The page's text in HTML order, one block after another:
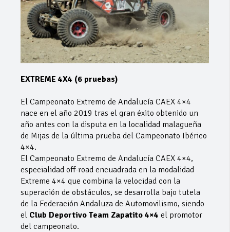
EXTREME 4X4 (6 pruebas)
El Campeonato Extremo de Andalucía CAEX 4×4
nace en el año 2019 tras el gran éxito obtenido un
año antes con la disputa en la localidad malagueña
de Mijas de la última prueba del Campeonato Ibérico
4×4.
El Campeonato Extremo de Andalucía CAEX 4×4,
especialidad off-road encuadrada en la modalidad
Extreme 4×4 que combina la velocidad con la
superación de obstáculos, se desarrolla bajo tutela
de la Federación Andaluza de Automovilismo, siendo
el Club Deportivo Team Zapatito 4×4 el promotor
del campeonato.